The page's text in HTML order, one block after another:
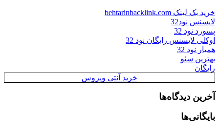
خرید بک لینک behtarinbacklink.com
لایسنس نود32
پسورد نود 32
اوکلی لایسنس رایگان نود 32
همیار نود 32
بهترین سئو
رایگان
خرید آنتی ویروس
آخرین دیدگاه‌ها
بایگانی‌ها